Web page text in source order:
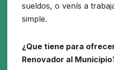
sueldos, o venís a
simple.
¿Que tiene para
Renovador al